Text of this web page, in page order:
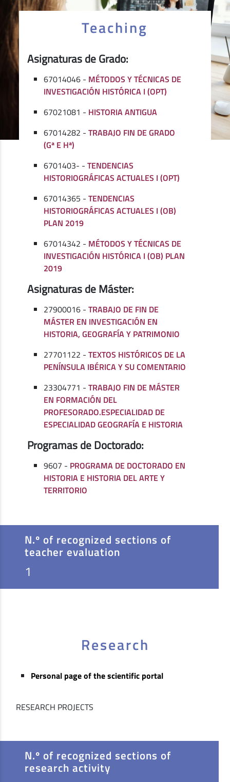
Teaching
Asignaturas de Grado:
67014046 - MÉTODOS Y TÉCNICAS DE
INVESTIGACIÓN HISTÓRICA I (OPT)
67021081 - HISTORIA ANTIGUA
67014282 -TRABAJO FIN DE GRADO
(Gª E Hª)
6701403- -TENDENCIAS
HISTORIOGRÁFICAS ACTUALES I (OPT)
67014365 -TENDENCIAS
HISTORIOGRÁFICAS ACTUALES I (OB)
PLAN 2019
67014342 - MÉTODOS Y TÉCNICAS DE
INVESTIGACIÓN HISTÓRICA I (OB) PLAN
2019
Asignaturas de Máster:
27900016 -TRABAJO DE FIN DE
MÁSTER EN INVESTIGACIÓN EN
HISTORIA, GEOGRAFÍA Y PATRIMONIO
27701122 -TEXTOS HISTÓRICOS DE LA
PENÍNSULA IBÉRICA Y SU COMENTARIO
23304771 -TRABAJO FIN DE MÁSTER
EN FORMACIÓN DEL
PROFESORADO.ESPECIALIDAD DE
ESPECIALIDAD GEOGRAFÍA E HISTORIA
Programas de Doctorado:
9607 - PROGRAMA DE DOCTORADO EN
HISTORIA E HISTORIA DEL ARTE Y
TERRITORIO
N.º of recognized sections of
teacher evaluation
1
Research
Personal page of the scientific portal
RESEARCH PROJECTS
N.º of recognized sections of
research activity